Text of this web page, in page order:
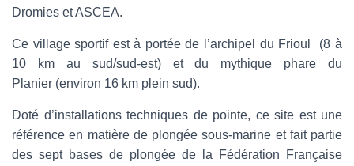
Dromies et ASCEA.
Ce village sportif est à portée de l’archipel du Frioul (8 à
10 km au sud/sud-est) et du mythique phare du
Planier (environ 16 km plein sud).
Doté d’installations techniques de pointe, ce site est une
référence en matière de plongée sous-marine et fait partie
des sept bases de plongée de la Fédération Française